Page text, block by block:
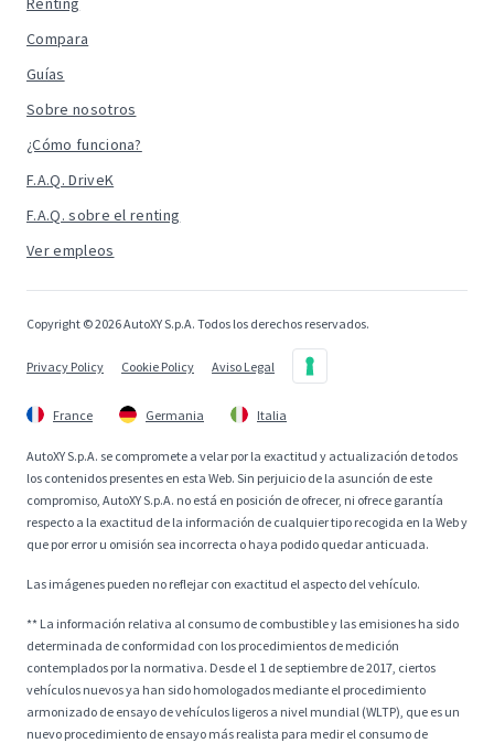
Compara
Guías
Sobre nosotros
¿Cómo funciona?
F.A.Q. DriveK
F.A.Q. sobre el renting
Ver empleos
Copyright © 2026 AutoXY S.p.A. Todos los derechos reservados.
Privacy Policy Cookie Policy Aviso Legal
France Germania Italia
AutoXY S.p.A. se compromete a velar por la exactitud y actualización de todos
los contenidos presentes en esta Web. Sin perjuicio de la asunción de este
compromiso, AutoXY S.p.A. no está en posición de ofrecer, ni ofrece garantía
respecto a la exactitud de la información de cualquier tipo recogida en la Web y
que por error u omisión sea incorrecta o haya podido quedar anticuada.
Las imágenes pueden no reflejar con exactitud el aspecto del vehículo.
** La información relativa al consumo de combustible y las emisiones ha sido
determinada de conformidad con los procedimientos de medición
contemplados por la normativa. Desde el 1 de septiembre de 2017, ciertos
vehículos nuevos ya han sido homologados mediante el procedimiento
armonizado de ensayo de vehículos ligeros a nivel mundial (WLTP), que es un
nuevo procedimiento de ensayo más realista para medir el consumo de